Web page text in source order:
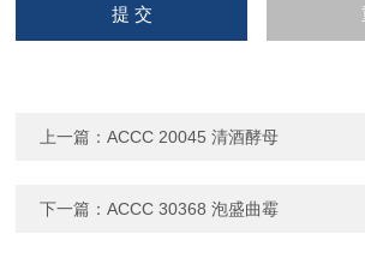
上一篇：ACCC 20045 清酒酵母
下一篇：ACCC 30368 泡盛曲霉